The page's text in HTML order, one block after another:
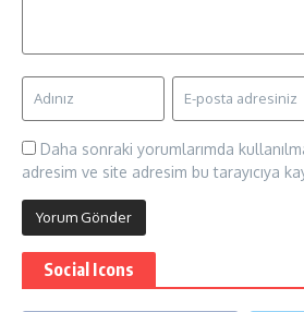
Daha sonraki yorumlarımda
adresim ve site adresim bu tarayıcıya
Social Icons